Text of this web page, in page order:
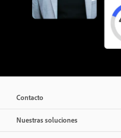
Contacto
Nuestras soluciones